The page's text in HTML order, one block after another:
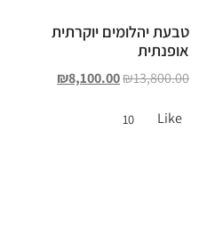
טבעת יהלומים יוקרתית
אופנתית
₪13,800.00
₪8,100.00
Like
10